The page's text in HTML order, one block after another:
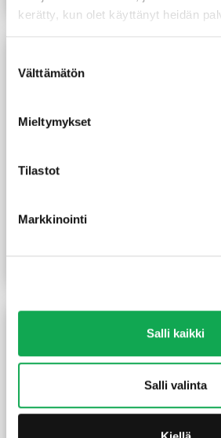
kerätty, kun olet käyttänyt heidän
valinta
Välttämätön
Mieltymykset
Tilastot
Markkinointi
Salli kaikki
Salli valinta
Varjolista 16X24X3300
mm käsittelemätön mänty